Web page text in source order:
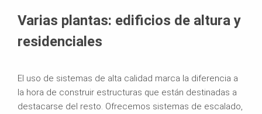
Varias plantas: edificios de altura y
residenciales
El uso de sistemas de alta calidad marca la diferencia a
la hora de construir estructuras que están destinadas a
destacarse del resto. Ofrecemos sistemas de escalado,